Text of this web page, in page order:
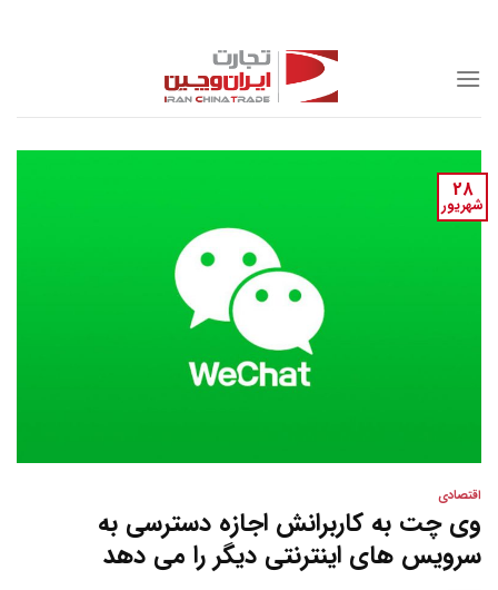
content
28
شهریور
اقتصادی
وی چت به کاربرانش اجازه دسترسی به
سرویس های اینترنتی دیگر را می دهد